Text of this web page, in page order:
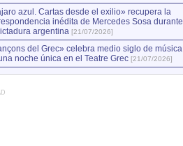
azul. Cartas desde el exilio» recupera la
inédita de Mercedes Sosa durante
argentina [21/07/2026]
del Grec» celebra medio siglo de música
noche única en el Teatre Grec [21/07/2026]